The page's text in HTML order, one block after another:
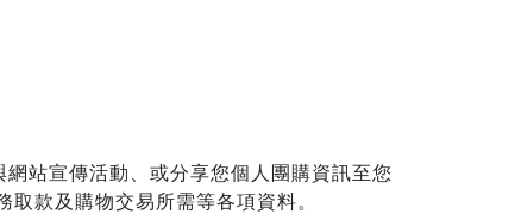
站宣傳活動、或分享您個人團購資訊至您
款及購物交易所需等各項資料。